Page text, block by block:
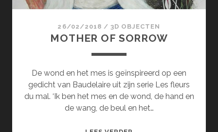
26/02/2018 /3D OBJECTEN
MOTHER OF SORROW
De wond en het mes is geïnspireerd op een
gedicht van Baudelaire uit zijn serie Les fleurs
du mal. ‘Ik ben het mes en de wond, de hand en
de wang, de beul en het…